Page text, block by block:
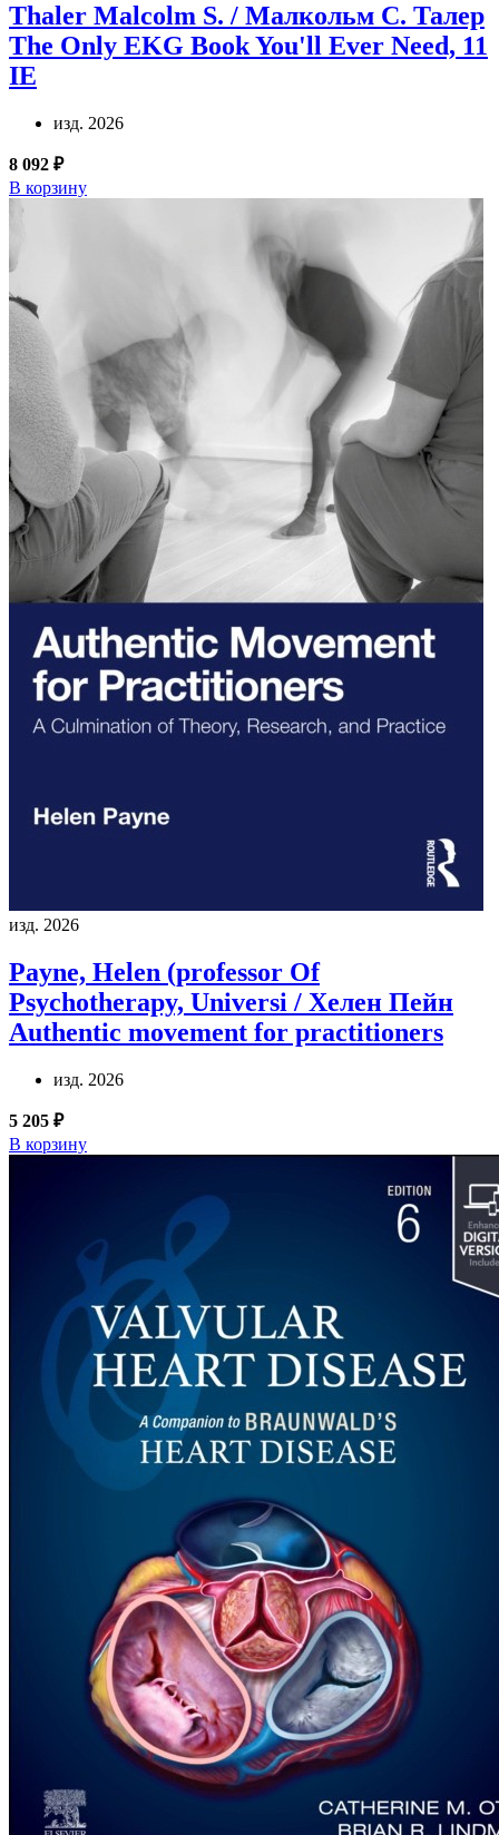
Thaler Malcolm S. / Малкольм С. Талер
The Only EKG Book You'll Ever Need, 11
IE
изд. 2026
8 092 ₽
В корзину
изд. 2026
Payne, Helen (professor Of
Psychotherapy, Universi / Хелен Пейн
Authentic movement for practitioners
изд. 2026
5 205 ₽
В корзину